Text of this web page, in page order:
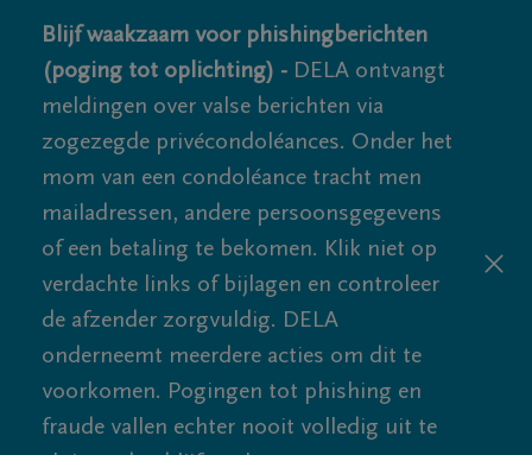
Blijf waakzaam voor phishingberichten
(poging tot oplichting) - DELA ontvangt
meldingen over valse berichten via
zogezegde privécondoléances. Onder het
mom van een condoléance tracht men
mailadressen, andere persoonsgegevens
of een betaling te bekomen. Klik niet op
verdachte links of bijlagen en controleer
de afzender zorgvuldig. DELA
onderneemt meerdere acties om dit te
voorkomen. Pogingen tot phishing en
fraude vallen echter nooit volledig uit te